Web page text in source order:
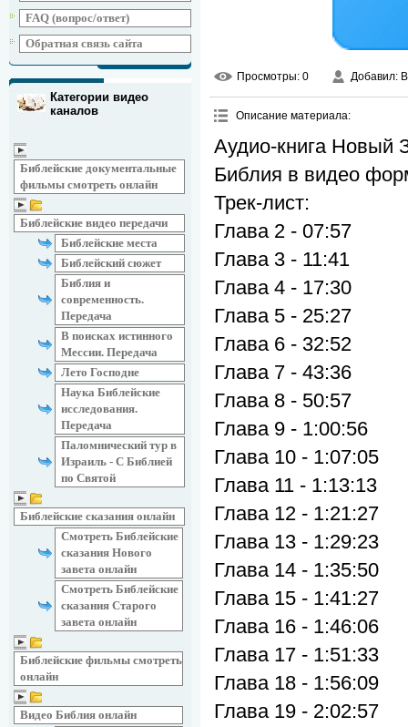
FAQ (вопрос/ответ)
Обратная связь сайта
Категории видео
каналов
Библейские документальные
фильмы смотреть онлайн
Библейские видео передачи
Библейские места
Библейский сюжет
Библия и
современность.
Передача
В поисках истинного
Мессии. Передача
Лето Господне
Наука Библейские
исследования.
Передача
Паломнический тур в
Израиль - С Библией
по Святой
Библейские сказания онлайн
Смотреть Библейские
сказания Нового
завета онлайн
Смотреть Библейские
сказания Старого
завета онлайн
Библейские фильмы смотреть
онлайн
Видео Библия онлайн
Просмотры: 0 Добавил:
Описание материала:
Аудио-книга Новый
Библия в видео
Трек-лист:
Глава 2 - 07:57
Глава 3 - 11:41
Глава 4 - 17:30
Глава 5 - 25:27
Глава 6 - 32:52
Глава 7 - 43:36
Глава 8 - 50:57
Глава 9 - 1:00:56
Глава 10 - 1:07:05
Глава 11 - 1:13:13
Глава 12 - 1:21:27
Глава 13 - 1:29:23
Глава 14 - 1:35:50
Глава 15 - 1:41:27
Глава 16 - 1:46:06
Глава 17 - 1:51:33
Глава 18 - 1:56:09
Глава 19 - 2:02:57